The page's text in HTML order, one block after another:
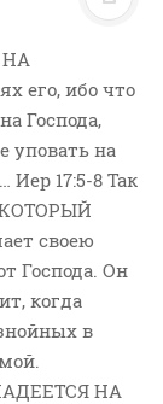
НА
его, ибо что
Господа,
уповать на
Иер 17:5-8 Так
КОТОРЫЙ
своею
Господа. Он
когда
в
НА